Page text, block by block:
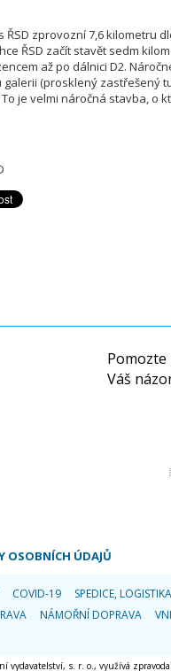
ŘSD zprovozní 7,6 kilometru
ŘSD začít stavět sedm
až po dálnici D2.
(prosklený zastřešený
je velmi náročná stavba, o
OSOBNÍCH ÚDAJŮ
Váš
COVID-19 SPEDICE, LOGISTIKA
NÁMOŘNÍ DOPRAVA
vydavatelství, s. r. o., využívá